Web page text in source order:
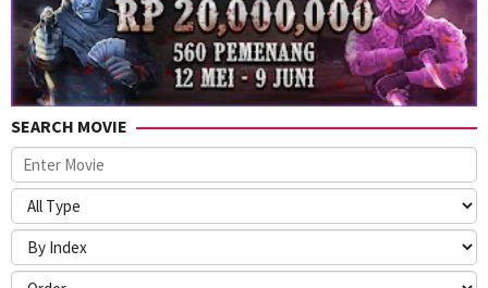
SEARCH MOVIE